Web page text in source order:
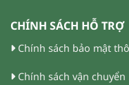
CHÍNH SÁCH HỖ TRỢ
Chính sách bảo mật
Chính sách vận chuyển